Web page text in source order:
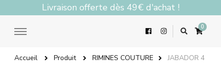
Livraison offerte dès 49€ d'achat !
0
Accueil Produit RIMINES COUTURE JABADOR 4